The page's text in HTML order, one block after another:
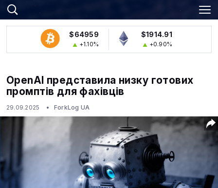
$64959
+1.10%
$1914.91
+0.90%
OpenAI представила низку готових
промптів для фахівців
29.09.2025 ForkLog UA